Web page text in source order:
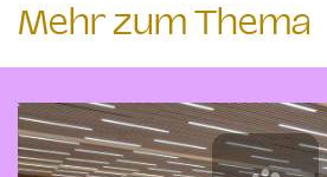
Mehr zum Thema